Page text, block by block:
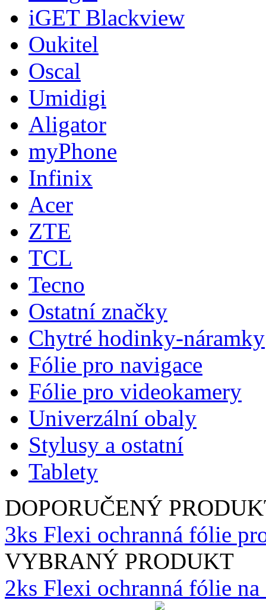
iGET Blackview
Oukitel
Oscal
Umidigi
Aligator
myPhone
Infinix
Acer
ZTE
TCL
Tecno
Ostatní značky
Chytré hodinky-náramky
Fólie pro navigace
Fólie pro videokamery
Univerzální obaly
Stylusy a ostatní
Tablety
DOPORUČENÝ
3ks Flexi ochranná fólie
VYBRANÝ PRODUKT
2ks Flexi ochranná fólie